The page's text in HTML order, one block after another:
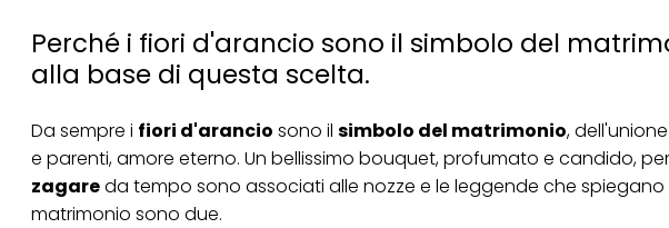
Perché i fiori d'arancio sono il simbolo del
alla base di questa scelta.
Da sempre i fiori d'arancio sono il simbolo del matrimonio,
e parenti, amore eterno. Un bellissimo bouquet, profumato e candido,
zagareda tempo sono associati alle nozze e le leggende che
matrimonio sono due.